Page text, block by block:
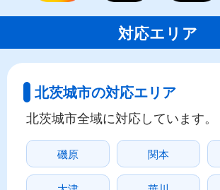
対応エリア
北茨城市の対応エリア
北茨城市全域に対応しています。
磯原 関本